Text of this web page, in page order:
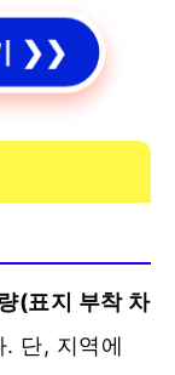
❯❯
(표지 부착 차
. 단, 지역에